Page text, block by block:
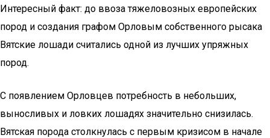
Интересный факт: до ввоза тяжеловозных европейских
пород и создания графом Орловым собственного рысака
Вятские лошади считались одной из лучших упряжных
пород.
С появлением Орловцев потребность в небольших,
выносливых и ловких лошадях значительно снизилась.
Вятская порода столкнулась с первым кризисом в начале